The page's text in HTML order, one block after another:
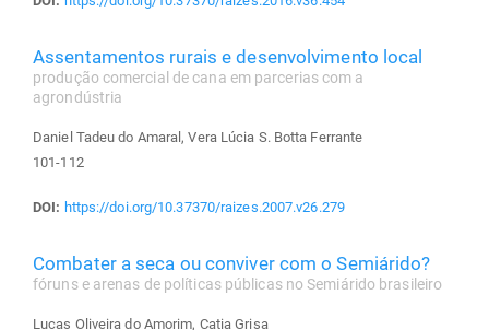
Assentamentos rurais e desenvolvimento local
produção comercial de cana em parcerias com a
agrondústria
Daniel Tadeu do Amaral, Vera Lúcia S. Botta Ferrante
101-112
DOI: https://doi.org/10.37370/raizes.2007.v26.279
Combater a seca ou conviver com o Semiárido?
fóruns e arenas de políticas públicas no Semiárido brasileiro
Lucas Oliveira do Amorim, Catia Grisa